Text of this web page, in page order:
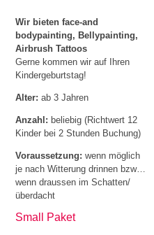
Wir bieten face-and
bodypainting, Bellypainting,
Airbrush Tattoos
Gerne kommen wir auf Ihren
Kindergeburtstag!
Alter: ab 3 Jahren
Anzahl: beliebig (Richtwert 12
Kinder bei 2 Stunden Buchung)
Voraussetzung: wenn möglich
je nach Witterung drinnen bzw…
wenn draussen im Schatten/
überdacht
Small Paket